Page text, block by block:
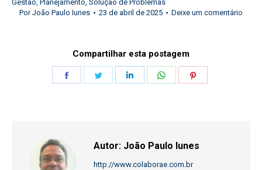
Gestão, Planejamento, Solução de Problemas
PorJoão Paulo Iunes 23 de abril de 2025 Deixe um comentário
Compartilhar esta postagem
Autor: João Paulo Iunes
http://www.colaborae.com.br